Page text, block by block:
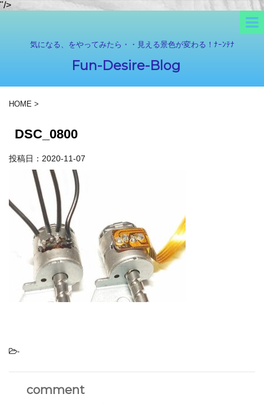
"/>
気になる、をやってみたら・・見える景色が変わる！ﾅｰﾝﾃﾅ
Fun-Desire-Blog
HOME >
DSC_0800
投稿日： 2020-11-07
-
comment